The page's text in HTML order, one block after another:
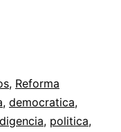
, Reforma
, democratica,
, politica,